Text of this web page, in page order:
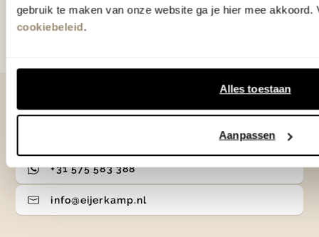
gebruik te maken van onze website ga je hier mee akkoord.
cookiebeleid.
Alles toestaan
Aanpassen
Door te abonneren op onze nieuwsbrief, ga je akkoord
+31 575 583 388
info@eijerkamp.nl